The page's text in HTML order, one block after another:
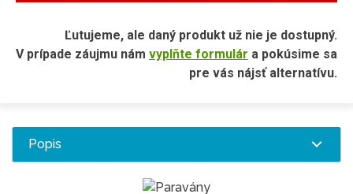
Ľutujeme, ale daný produkt už nie je dostupný.
V prípade záujmu nám vyplňte formulár a pokúsime sa
pre vás nájsť alternatívu.
Popis